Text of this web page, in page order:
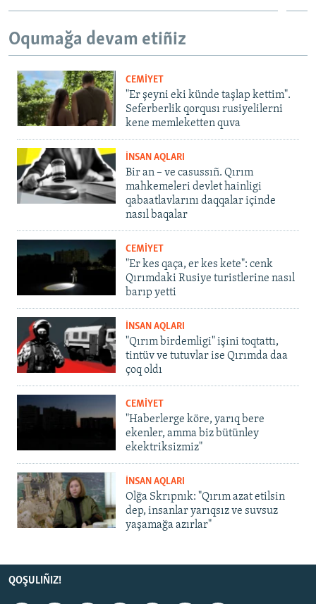
Oqumağa devam etiñiz
CEMİYET
"Er şeyni eki künde taşlap kettim".
Seferberlik qorqusı rusiyelilerni
kene memleketten quva
İNSAN AQLARI
Bir an – ve casussıñ. Qırım
mahkemeleri devlet hainligi
qabaatlavlarını daqqalar içinde
nasıl baqalar
CEMİYET
"Er kes qaça, er kes kete": cenk
Qırımdaki Rusiye turistlerine nasıl
barıp yetti
İNSAN AQLARI
"Qırım birdemligi" işini toqtattı,
tintüv ve tutuvlar ise Qırımda daa
çoq oldı
CEMİYET
"Haberlerge köre, yarıq bere
ekenler, amma biz bütünley
ekektriksizmiz"
İNSAN AQLARI
Olğa Skrıpnık: "Qırım azat etilsin
dep, insanlar yarıqsız ve suvsuz
yaşamağa azırlar"
QOŞULIÑIZ!